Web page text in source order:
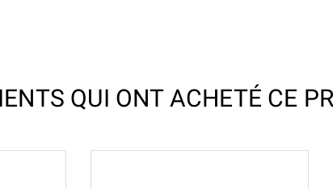
QUI ONT ACHETÉ CE